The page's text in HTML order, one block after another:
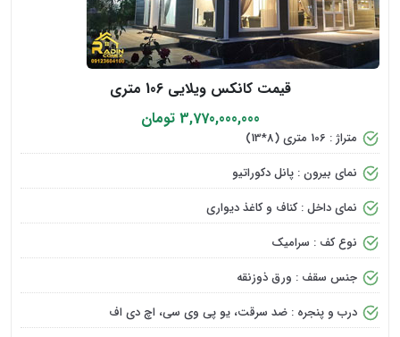
قیمت کانکس ویلایی 106 متری
3,770,000,000 تومان
متراژ : 106 متری (8*13)
نمای بیرون : پانل دکوراتیو
نمای داخل : کناف و کاغذ دیواری
نوع کف : سرامیک
جنس سقف : ورق ذوزنقه
درب و پنجره : ضد سرقت، یو پی وی سی، اچ دی اف